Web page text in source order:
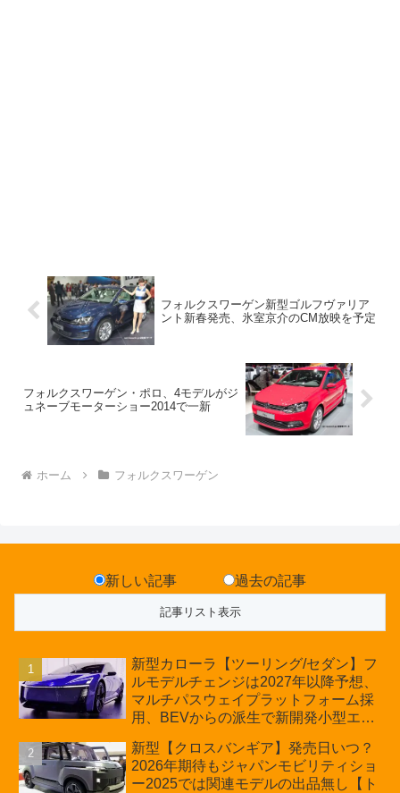
フォルクスワーゲン新型ゴルフヴァリア
ント新春発売、氷室京介のCM放映を予定
フォルクスワーゲン・ポロ、4モデルがジ
ュネーブモーターショー2014で一新
ホーム フォルクスワーゲン
新しい記事 過去の記事
新型カローラ【ツーリング/セダン】フ
ルモデルチェンジは2027年以降予想、
マルチパスウェイプラットフォーム採
用、BEVからの派生で新開発小型エン
の採用は無しか【トヨタ最新情報】60
周年記念車発売
新型【クロスバンギア】発売日いつ？
2026年期待もジャパンモビリティショ
ー2025では関連モデルの出品無し【ト